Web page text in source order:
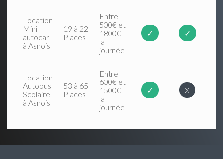
Location
Mini
autocar
à Asnois
19 à 22
Places
Entre
500€ et
1800€
la
journée
✓ ✓
Location
Autobus
Scolaire
à Asnois
53 à 65
Places
Entre
600€ et
1500€
la
journée
✓ X